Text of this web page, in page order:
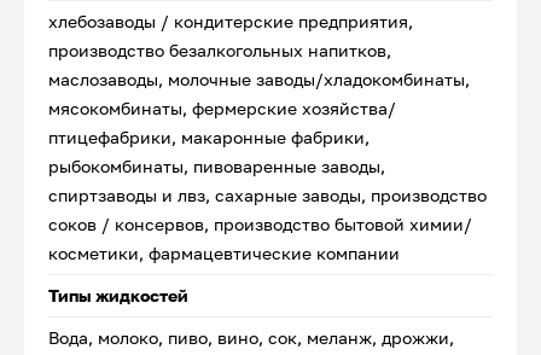
хлебозаводы / кондитерские предприятия,
производство безалкогольных напитков,
маслозаводы, молочные заводы/хладокомбинаты,
мясокомбинаты, фермерские хозяйства/
птицефабрики, макаронные фабрики,
рыбокомбинаты, пивоваренные заводы,
спиртзаводы и лвз, сахарные заводы, производство
соков / консервов, производство бытовой химии/
косметики, фармацевтические компании
Типы жидкостей
Вода, молоко, пиво, вино, сок, меланж, дрожжи,